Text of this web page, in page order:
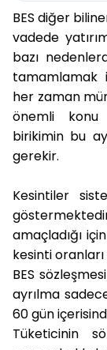
BES diğer
vadede
bazı
tamamlamak
her zaman
önemli konu
birikimin bu
gerekir.
Kesintiler
amaçladığı
kesinti
BES
ayrılma
60 gün
Tüketicinin